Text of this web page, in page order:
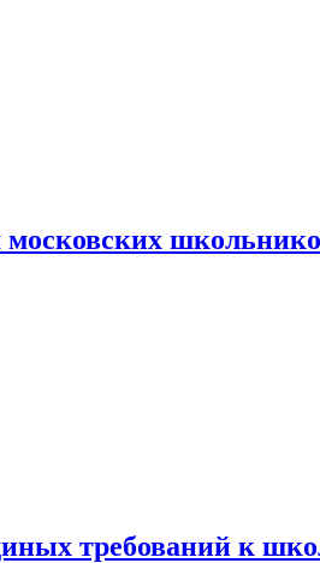
требований к